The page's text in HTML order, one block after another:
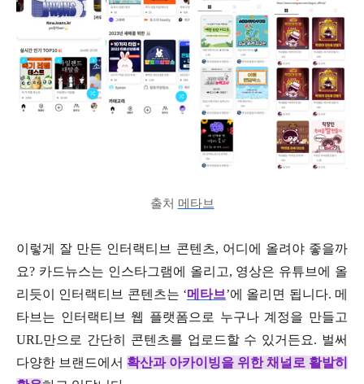
출처 메타브
이렇게 잘 만든 인터랙티브 콘텐츠, 어디에 올려야 좋을까
요? 카드뉴스는 인스타그램에 올리고, 영상은 유튜브에 올
리듯이 인터랙티브 콘텐츠는 ‘메타브’에 올리면 됩니다. 메
타브는 인터랙티브 웹 플랫폼으로 누구나 계정을 만들고
URL만으로 간단히 콘텐츠를 업로드할 수 있거든요. 벌써
다양한 브랜드에서 확산과 아카이빙을 위한 채널로 활발히